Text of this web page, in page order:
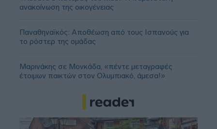
ανακοίνωση της οικογένειας
Παναθηναϊκός: Αποθέωση από τους Ισπανούς για
το ρόστερ της ομάδας
Μαρινάκης σε Μονκάδα, «πέντε μεταγραφές
έτοιμων παικτών στον Ολυμπιακό, άμεσα!»